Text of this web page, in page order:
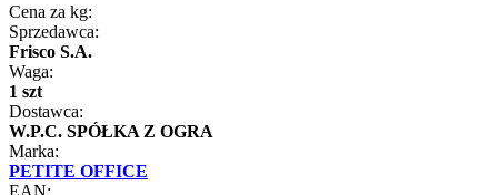
Cena za kg:
Sprzedawca:
Frisco S.A.
Waga:
1 szt
Dostawca:
W.P.C. SPÓŁKA Z OGRA
Marka:
PETITE OFFICE
EAN: